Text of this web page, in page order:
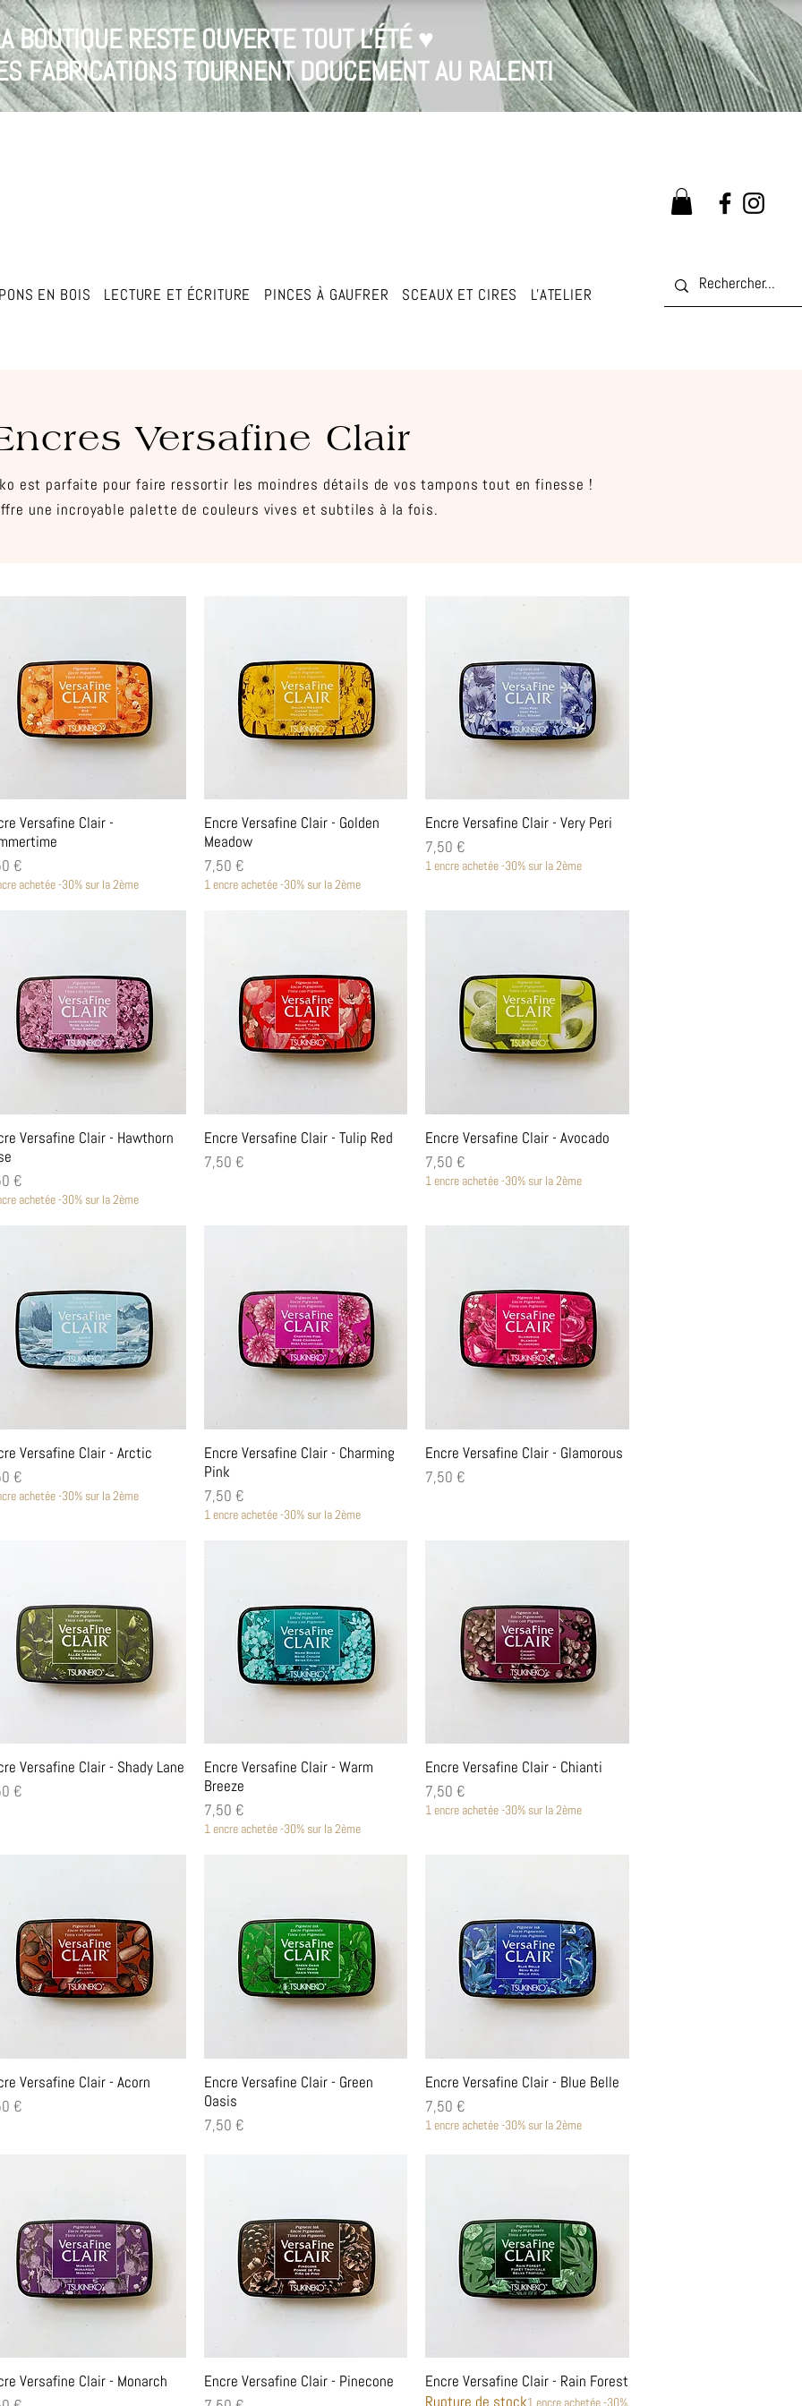
BOUTIQUE RESTE OUVERTE TOUT L'ÉTÉ ♥
FABRICATIONS TOURNENT DOUCEMENT AU RALENTI
EN BOIS LECTURE ET ÉCRITURE PINCES À GAUFRER SCEAUX ET CIRES L'ATELIER
Versafine Clair
est parfaite pour faire ressortir les moindres détails de vos tampons tout en finesse !
une incroyable palette de couleurs vives et subtiles à la fois.
Aperçu rapide
Versafine Clair -
€
achetée -30% sur la 2ème
Aperçu rapide
Encre Versafine Clair - Golden
Meadow
Prix
7,50 €
1 encre achetée -30% sur la 2ème
Aperçu rapide
Encre Versafine Clair - Very Peri
Prix
7,50 €
1 encre achetée -30% sur la 2ème
Aperçu rapide
Versafine Clair - Hawthorn
€
achetée -30% sur la 2ème
Aperçu rapide
Encre Versafine Clair - Tulip Red
Prix
7,50 €
Aperçu rapide
Encre Versafine Clair - Avocado
Prix
7,50 €
1 encre achetée -30% sur la 2ème
Aperçu rapide
Versafine Clair - Arctic
€
achetée -30% sur la 2ème
Aperçu rapide
Encre Versafine Clair - Charming
Pink
Prix
7,50 €
1 encre achetée -30% sur la 2ème
Aperçu rapide
Encre Versafine Clair - Glamorous
Prix
7,50 €
Aperçu rapide
Versafine Clair - Shady Lane
€
Aperçu rapide
Encre Versafine Clair - Warm
Breeze
Prix
7,50 €
1 encre achetée -30% sur la 2ème
Aperçu rapide
Encre Versafine Clair - Chianti
Prix
7,50 €
1 encre achetée -30% sur la 2ème
Aperçu rapide
Versafine Clair - Acorn
€
Aperçu rapide
Encre Versafine Clair - Green
Oasis
Prix
7,50 €
Aperçu rapide
Encre Versafine Clair - Blue Belle
Prix
7,50 €
1 encre achetée -30% sur la 2ème
Aperçu rapide
Versafine Clair - Monarch
Aperçu rapide
Encre Versafine Clair - Pinecone
Aperçu rapide
Encre Versafine Clair - Rain Forest
Rupture de stock